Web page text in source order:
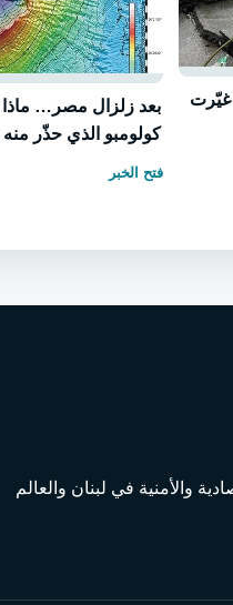
غيّرت
بعد زلزال مصر…
كولومبو الذي حذّر
فتح الخبر
والأمنية في لبنان والعالم